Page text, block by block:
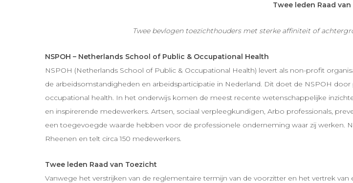
Twee leden Raad
Twee bevlogen toezichthouders met sterke affiniteit of
NSPOH – Netherlands School of Public & Occupational Health
NSPOH (Netherlands School of Public & Occupational Health) levert als non-profit
de arbeidsomstandigheden en arbeidsparticipatie in Nederland. Dit doet de NSPOH
occupational health. In het onderwijs komen de meest recente wetenschappelijke
en inspirerende medewerkers. Artsen, sociaal verpleegkundigen, Arbo professionals,
een toegevoegde waarde hebben voor de professionele onderneming waar zij werken.
Rheenen en telt circa 150 medewerkers.
Twee leden Raad van Toezicht
Vanwege het verstrijken van de reglementaire termijn van de voorzitter en het vertrek